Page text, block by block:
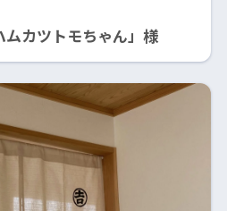
カツトモちゃん」様